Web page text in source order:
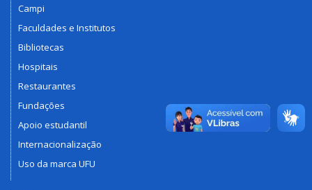
Campi
Faculdades e Institutos
Bibliotecas
Hospitais
Restaurantes
Fundações
Apoio estudantil
Internacionalização
Uso da marca UFU